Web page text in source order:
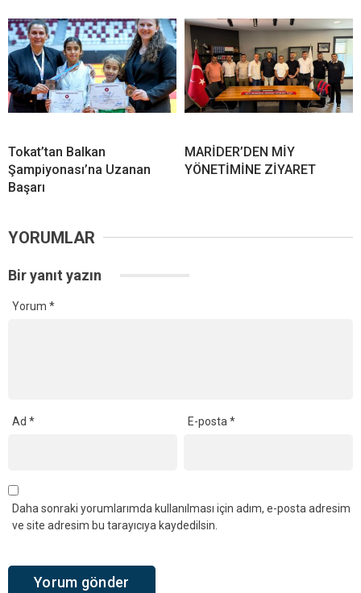
Tokat’tan Balkan
Şampiyonası’na Uzanan
Başarı
MARİDER’DEN MİY
YÖNETİMİNE ZİYARET
YORUMLAR
Bir yanıt yazın
Yorum *
Ad * E-posta*
Daha sonraki yorumlarımda kullanılması için adım, e-posta adresim
ve site adresim bu tarayıcıya kaydedilsin.